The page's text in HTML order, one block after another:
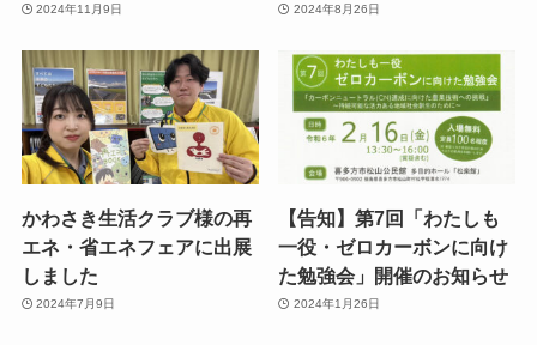
2024年11月9日 2024年8月26日
かわさき生活クラブ様の再
エネ・省エネフェアに出展
しました
2024年7月9日
【告知】第7回「わたしも
一役・ゼロカーボンに向け
た勉強会」開催のお知らせ
2024年1月26日